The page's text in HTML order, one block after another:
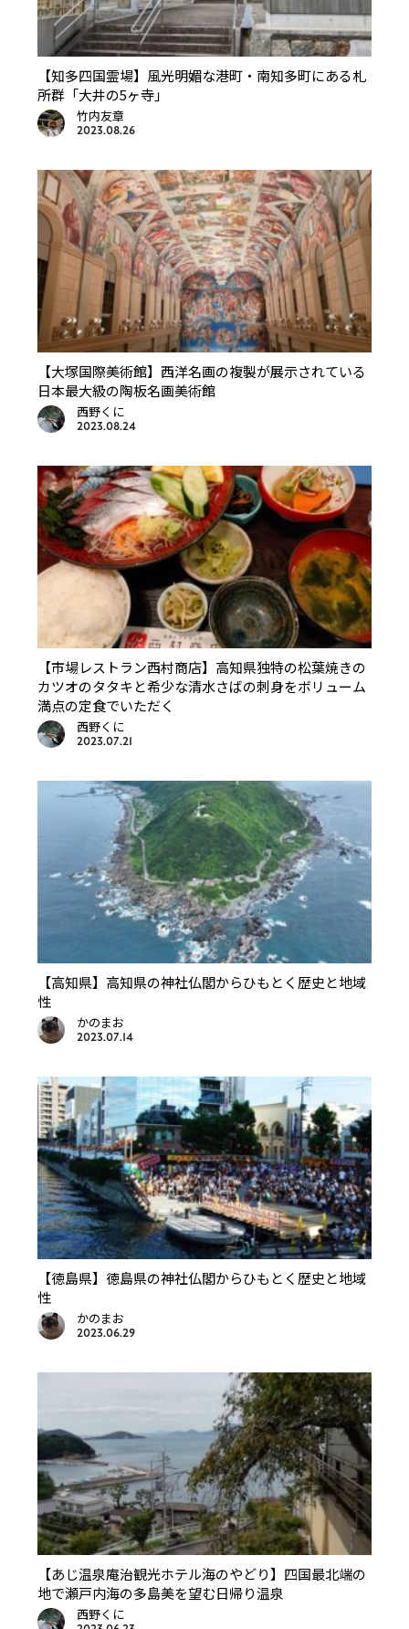
【知多四国霊場】風光明媚な港町・南知多町にある札
所群「大井の5ヶ寺」
竹内友章
2023.08.26
【大塚国際美術館】西洋名画の複製が展示されている
日本最大級の陶板名画美術館
西野くに
2023.08.24
【市場レストラン西村商店】高知県独特の松葉焼きの
カツオのタタキと希少な清水さばの刺身をボリューム
満点の定食でいただく
西野くに
2023.07.21
【高知県】高知県の神社仏閣からひもとく歴史と地域
性
かのまお
2023.07.14
【徳島県】徳島県の神社仏閣からひもとく歴史と地域
性
かのまお
2023.06.29
【あじ温泉庵治観光ホテル海のやどり】四国最北端の
地で瀬戸内海の多島美を望む日帰り温泉
西野くに